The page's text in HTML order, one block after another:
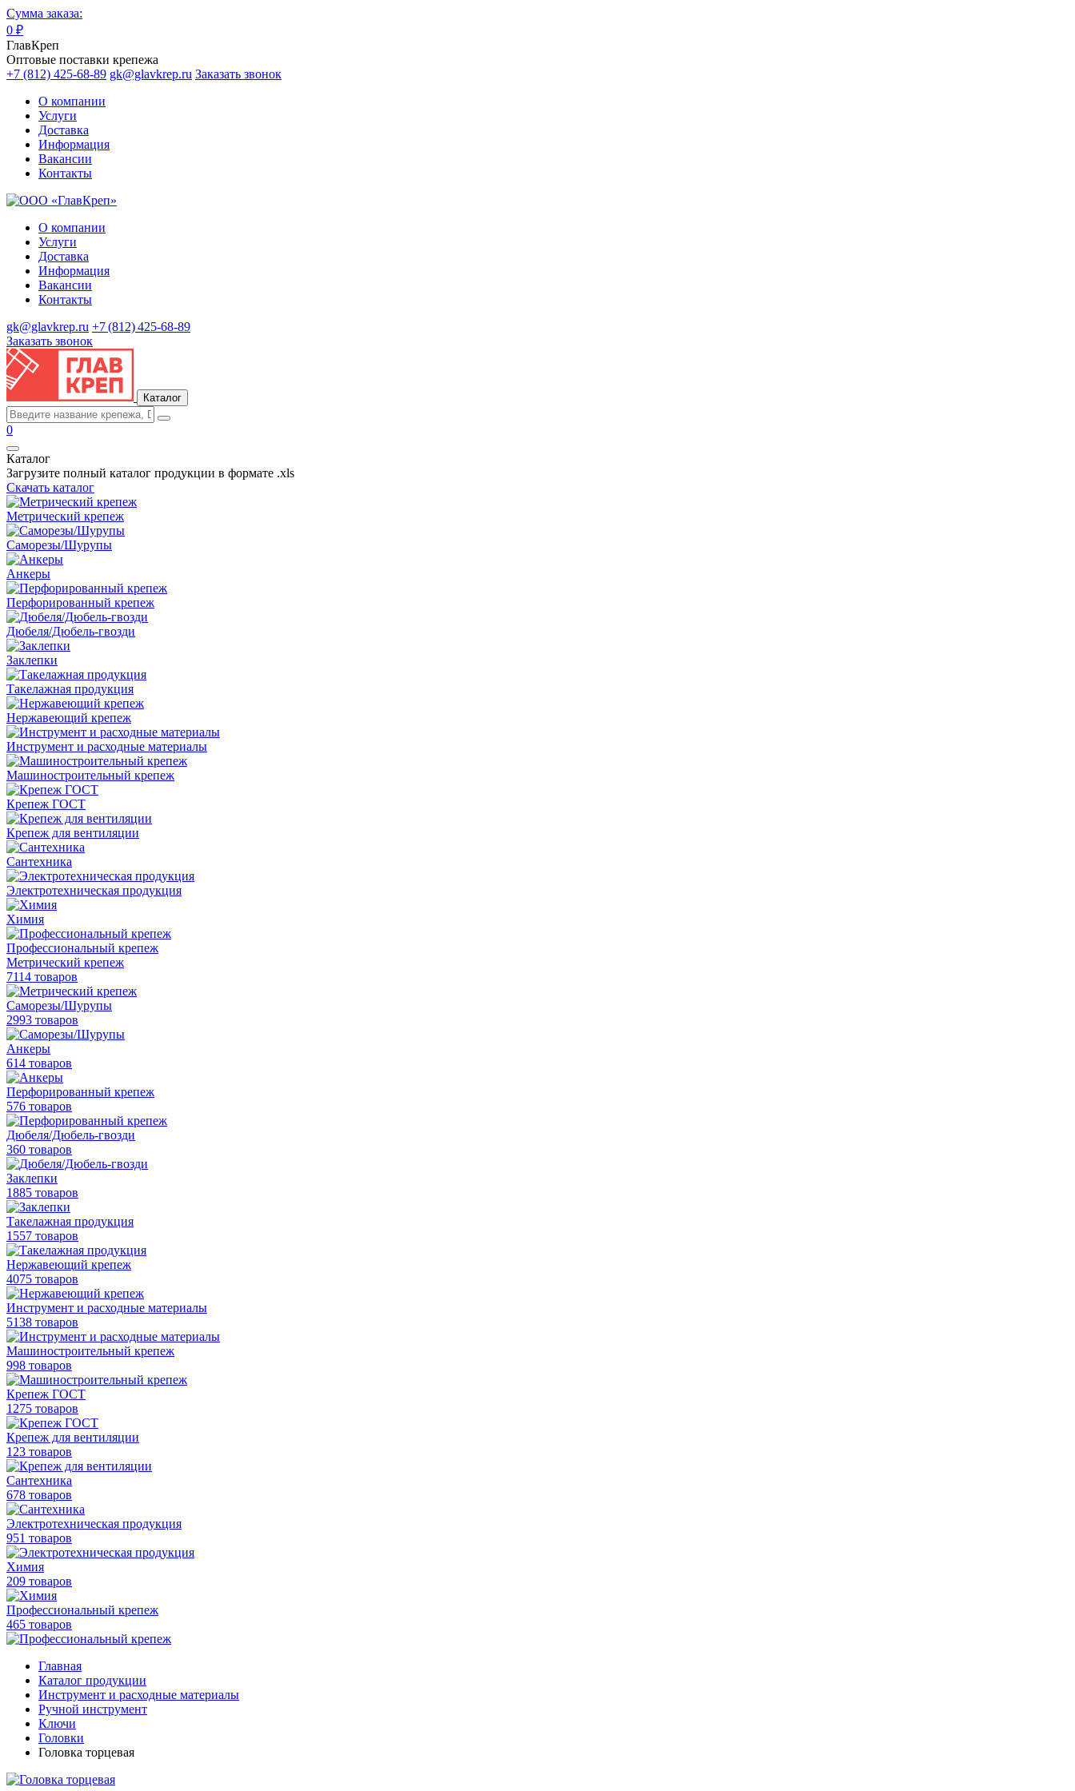
Сумма заказа:
0 ₽
ГлавКреп
Оптовые поставки крепежа
+7 (812) 425-68-89 gk@glavkrep.ru Заказать звонок
О компании
Услуги
Доставка
Информация
Вакансии
Контакты
О компании
Услуги
Доставка
Информация
Вакансии
Контакты
gk@glavkrep.ru +7 (812) 425-68-89
Заказать звонок
Каталог
0
Каталог
Загрузите полный каталог продукции в формате .xls
Скачать каталог
Метрический крепеж
Саморезы/Шурупы
Анкеры
Перфорированный крепеж
Дюбеля/Дюбель-гвозди
Заклепки
Такелажная продукция
Нержавеющий крепеж
Инструмент и расходные материалы
Машиностроительный крепеж
Крепеж ГОСТ
Крепеж для вентиляции
Сантехника
Электротехническая продукция
Химия
Профессиональный крепеж
Метрический крепеж
7114 товаров
Саморезы/Шурупы
2993 товаров
Анкеры
614 товаров
Перфорированный крепеж
576 товаров
Дюбеля/Дюбель-гвозди
360 товаров
Заклепки
1885 товаров
Такелажная продукция
1557 товаров
Нержавеющий крепеж
4075 товаров
Инструмент и расходные материалы
5138 товаров
Машиностроительный крепеж
998 товаров
Крепеж ГОСТ
1275 товаров
Крепеж для вентиляции
123 товаров
Сантехника
678 товаров
Электротехническая продукция
951 товаров
Химия
209 товаров
Профессиональный крепеж
465 товаров
Главная
Каталог продукции
Инструмент и расходные материалы
Ручной инструмент
Ключи
Головки
Головка торцевая